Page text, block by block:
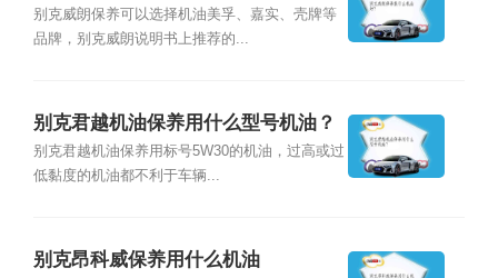
别克威朗保养可以选择机油美孚、嘉实、壳牌等
品牌，别克威朗说明书上推荐的...
别克君越机油保养用什么型号机油？
别克君越机油保养用标号5W30的机油，过高或过
低黏度的机油都不利于车辆...
别克昂科威保养用什么机油